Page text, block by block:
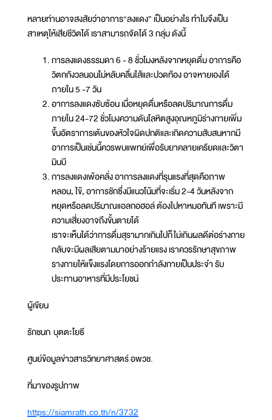
หลายท่านอาจสงสัยว่าอาการ“ลงแดง” เป็นอย่างไร ทำไมจึงเป็น
สาเหตุให้เสียชีวิตได้ เราสามารถจัดได้ 3 กลุ่ม ดังนี้
การลงแดงธรรมดา 6 - 8 ชั่วโมงหลังจากหยุดดื่ม อาการคือ
วิตกกังวลนอนไม่หลับคลื่นไส้และปวดท้อง อาจหายเองได้
ภายใน 5 -7 วัน
อาการลงแดงซับซ้อน เมื่อหยุดดื่มหรือลดปริมาณการดื่ม
ภายใน 24-72 ชั่วโมงความดันโลหิตสูงอุณหภูมิร่างกายเพิ่ม
ขึ้นอัตราการเต้นของหัวใจผิดปกติและเกิดความสับสนหากมี
อาการเป็นเช่นนี้ควรพบแพทย์เพื่อรับยาคลายเครียดและวิตา
มินบี
การลงแดงเพ้อคลั่ง อาการลงแดงที่รุนแรงที่สุดคือภาพ
หลอน, ไข้, อาการชักซึ่งมีแนวโน้มที่จะเริ่ม 2-4 วันหลังจาก
หยุดหรือลดปริมาณแอลกอฮอล์ ต้องไปหาหมอทันที เพราะมี
ความเสี่ยงอาจถึงขั้นตายได้
เราจะเห็นได้ว่าการดื่มสุรามากเกินไปก็ไม่เกินผลดีต่อร่างกาย
กลับจะมีผลเสียตามมาอย่างร้ายแรง เราควรรักษาสุขภาพ
รางกายให้แข็งแรงโดยการออกกำลังกายเป็นประจำ รับ
ประทานอาหารที่มีประโยชน์
ผู้เขียน
รักชนก บุตตะโยธี
ศูนย์ข้อมูลข่าวสารวิทยาศาสตร์ อพวช.
ที่มาของรูปภาพ
https://siamrath.co.th/n/3732